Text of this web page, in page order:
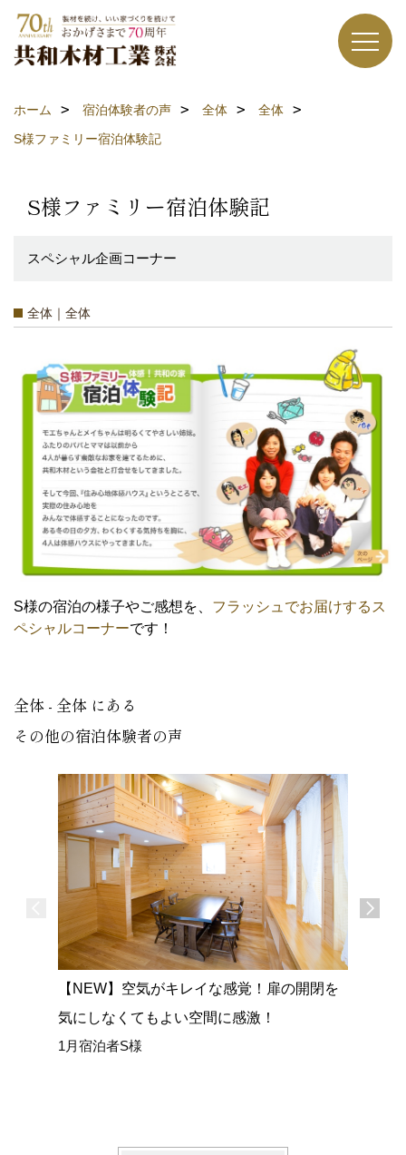
ホーム 宿泊体験者の声 全体
全体
S様ファミリー宿泊体験記
S様ファミリー宿泊体験記
スペシャル企画コーナー
全体｜全体
S様の宿泊の様子やご感想を、 フラッシュでお届けするス
ペシャルコーナーです！
全体 - 全体 にある
その他の宿泊体験者の声
【NEW】空気がキレイな感覚！扉の開閉を
気にしなくてもよい空間に感激！
1月宿泊者S様